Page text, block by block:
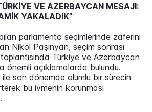
VE AZERBAYCAN MESAJI:
YAKALADIK”
parlamento seçimlerinde zaferini
Nikol Paşinyan, seçim sonrası
Türkiye ve Azerbaycan
önemli açıklamalarda bulundu.
son dönemde olumlu bir sürecin
bu ivmenin korunması